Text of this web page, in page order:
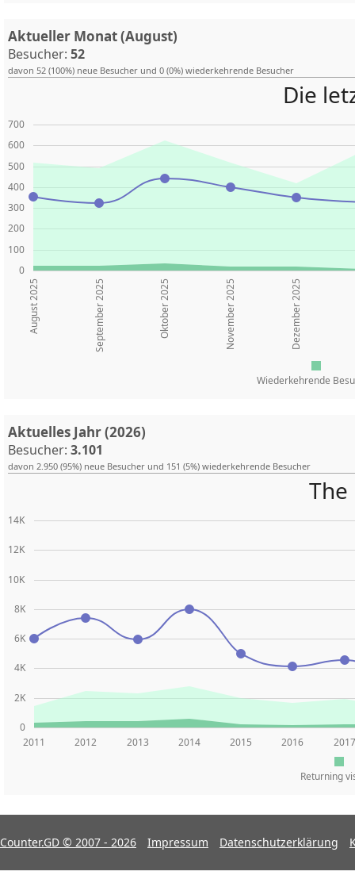
Aktueller Monat (August)
Besucher: 52
davon 52 (100%) neue Besucher und 0 (0%) wiederkehrende Besucher
0
100
200
300
400
500
600
700
August 2025 September 2025 Oktober 2025 November 2025 Dezember 2025
Wiederkehrende
Die
Aktuelles Jahr (2026)
Besucher: 3.101
davon 2.950 (95%) neue Besucher und 151 (5%) wiederkehrende Besucher
0
2K
4K
6K
8K
10K
12K
14K
2011 2012 2013 2014 2015 2016 2017
Returning
The
Counter.GD © 2007 - 2026 Impressum Datenschutzerklärung